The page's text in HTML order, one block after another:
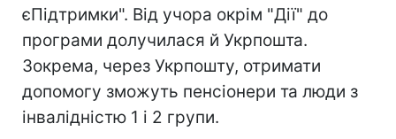
єПідтримки". Від учора окрім "Дії" до
програми долучилася й Укрпошта.
Зокрема, через Укрпошту, отримати
допомогу зможуть пенсіонери та люди з
інвалідністю 1 і 2 групи.